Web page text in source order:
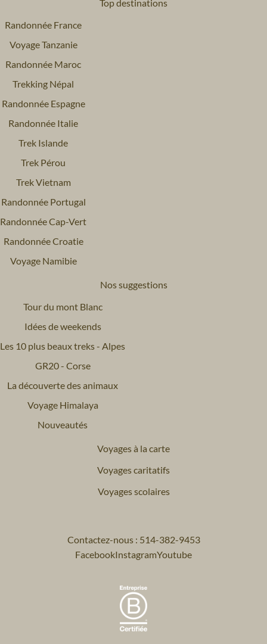
Top destinations
Randonnée France
Voyage Tanzanie
Randonnée Maroc
Trekking Népal
Randonnée Espagne
Randonnée Italie
Trek Islande
Trek Pérou
Trek Vietnam
Randonnée Portugal
Randonnée Cap-Vert
Randonnée Croatie
Voyage Namibie
Nos suggestions
Tour du mont Blanc
Idées de weekends
Les 10 plus beaux treks - Alpes
GR20 - Corse
La découverte des animaux
Voyage Himalaya
Nouveautés
Voyages à la carte
Voyages caritatifs
Voyages scolaires
Contactez-nous : 514-382-9453
FacebookInstagramYoutube